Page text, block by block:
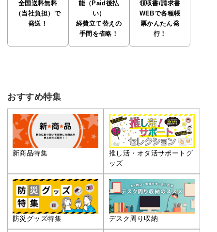
全国送料無料
（当社負担）で
発送！
能（Paid後払
い）
経費立て替えの
手間を省略！
領収書/請求書
WEBで各種帳
票かんたん発
行！
おすすめ特集
新商品特集
推し活・オタ活サポートグ
ッズ
防災グッズ特集 デスク周り収納